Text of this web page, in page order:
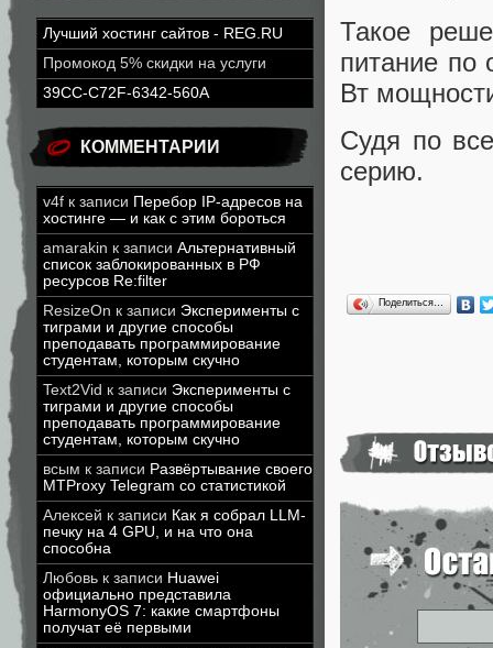
Лучший хостинг сайтов - REG.RU
Промокод 5% скидки на услуги
39CC-C72F-6342-560A
КОММЕНТАРИИ
v4f к записи Перебор IP-адресов на
хостинге — и как с этим бороться
amarakin к записи Альтернативный
список заблокированных в РФ
ресурсов Re:filter
ResizeOn к записи Эксперименты с
тиграми и другие способы
преподавать программирование
студентам, которым скучно
Text2Vid к записи Эксперименты с
тиграми и другие способы
преподавать программирование
студентам, которым скучно
всым к записи Развёртывание своего
MTProxy Telegram со статистикой
Алексей к записи Как я собрал LLM-
печку на 4 GPU, и на что она
способна
Любовь к записи Huawei
официально представила
HarmonyOS 7: какие смартфоны
получат её первыми
Такое
питание по
Вт
Судя по
серию.
Поделиться…